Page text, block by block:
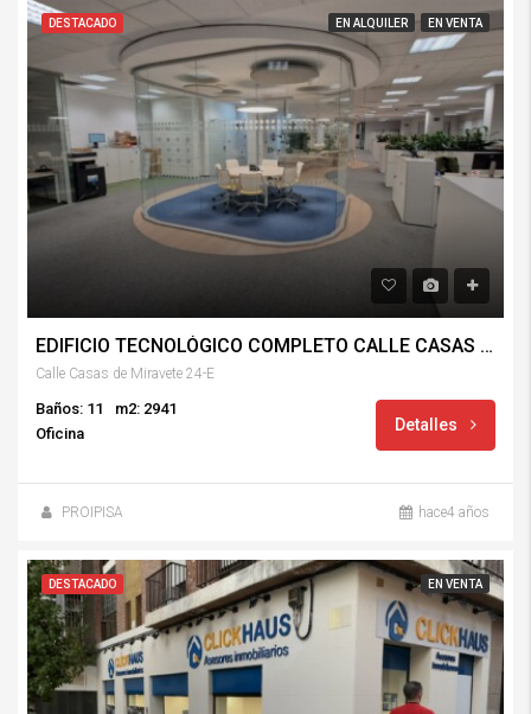
DESTACADO EN ALQUILER EN VENTA
EDIFICIO TECNOLÓGICO COMPLETO CALLE CASAS DE MIRAVETE 24-E
Calle Casas de Miravete 24-E
Baños: 11
m2: 2941
Oficina
Detalles
PROIPISA hace4 años
DESTACADO EN VENTA